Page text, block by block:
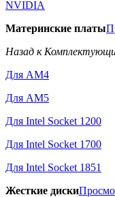
NVIDIA
Материнские платы
Назад к
Для AM4
Для AM5
Для Intel Socket 1200
Для Intel Socket 1700
Для Intel Socket 1851
Жесткие диски